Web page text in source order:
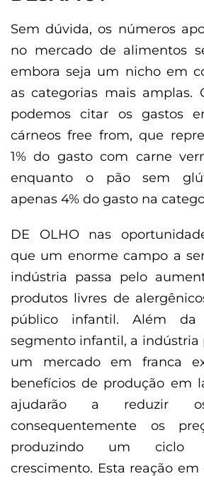
Sem dúvida, os números
no mercado de alimentos
embora seja um nicho em
as categorias mais amplas.
podemos citar os gastos
cárneosfree from, que
1% do gasto com carne
enquanto o pão sem
apenas 4% do gasto na
DE OLHO nas
que um enorme campo a
indústria passa pelo
produtos livres de
público infantil. Além da
segmento infantil, a indústria
um mercado em franca
benefícios de produção em
ajudarão a reduzir
consequentemente os
produzindo um ciclo
crescimento. Esta reação em